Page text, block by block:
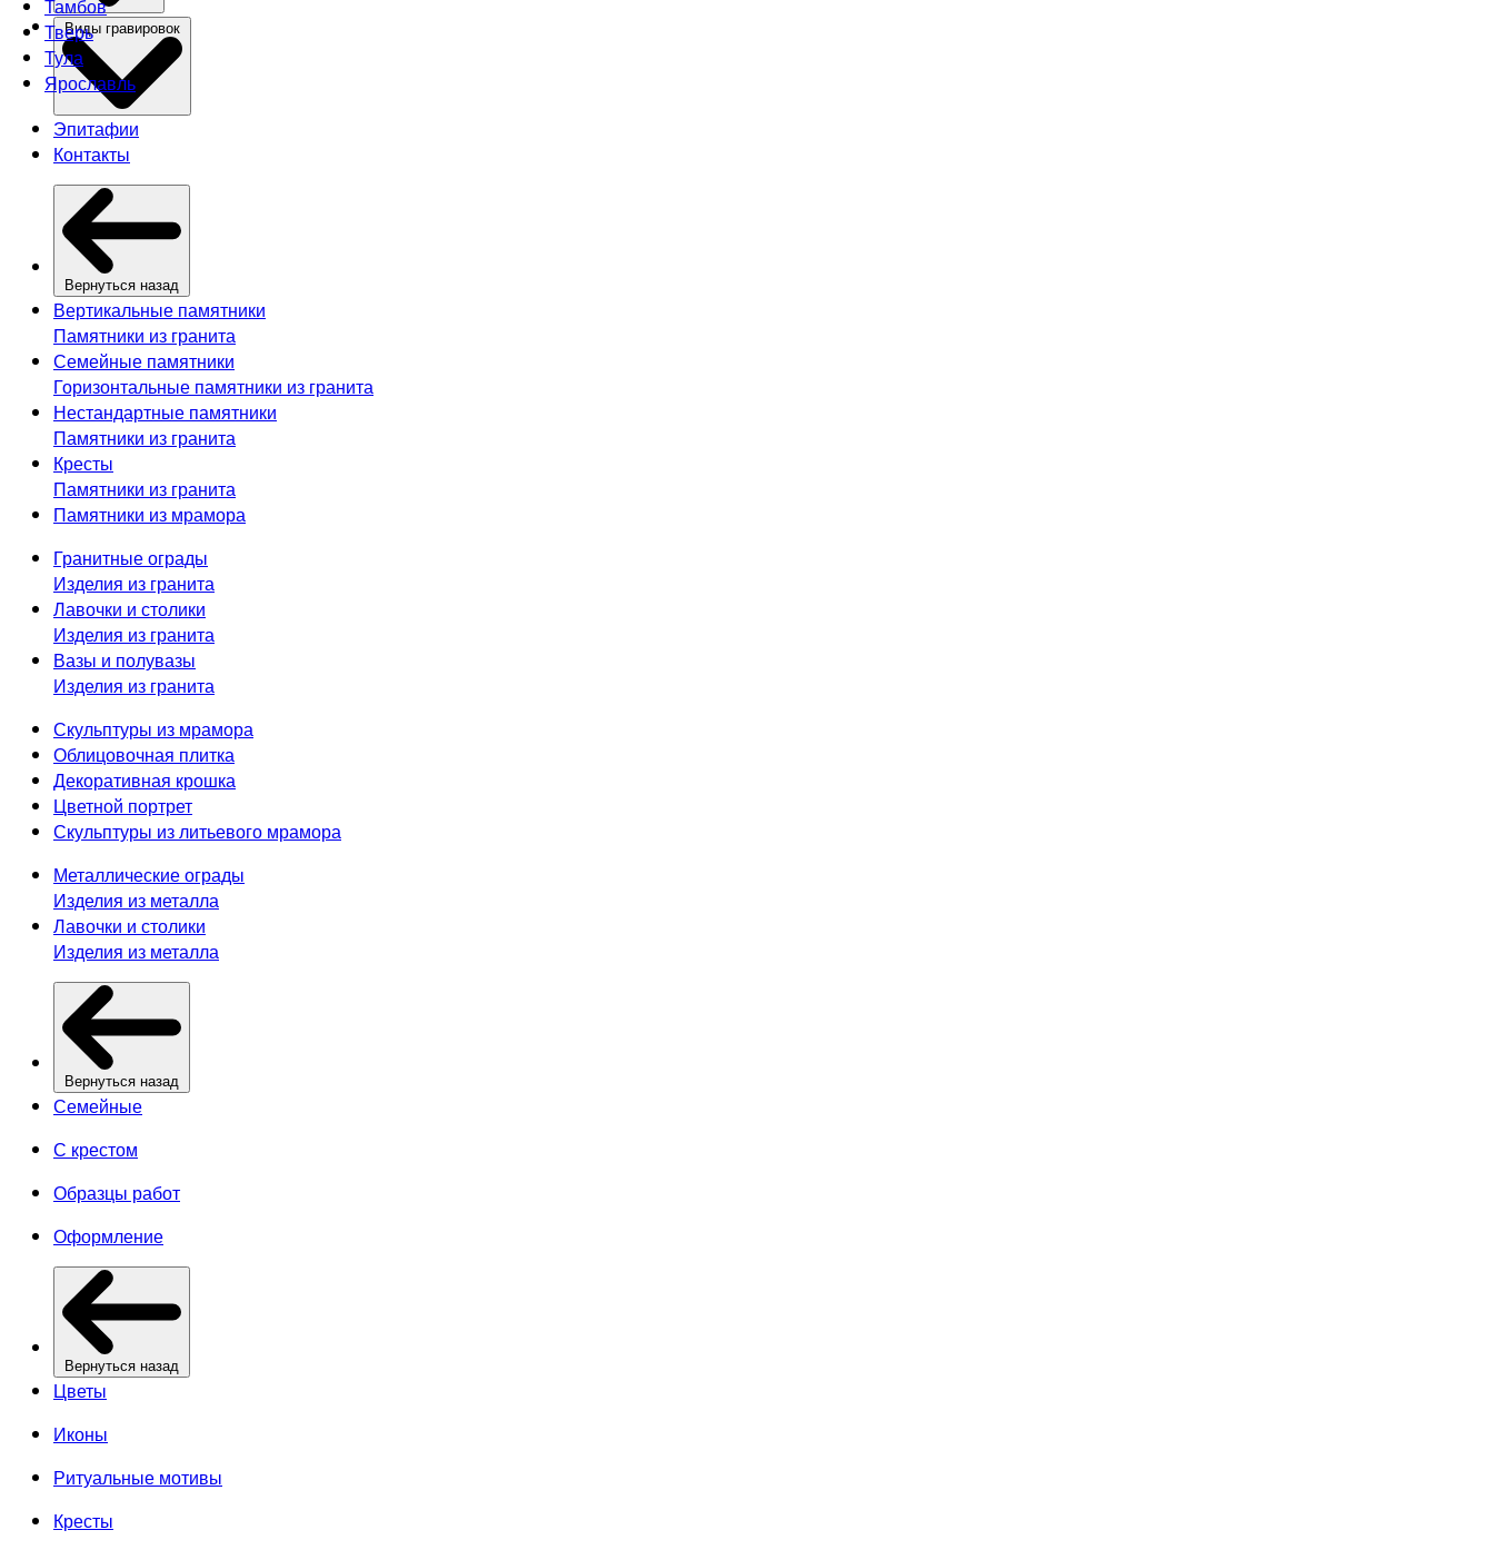
Тамбов
Тверь
Тула
Ярославль
Эпитафии
Контакты
Вернуться назад
Вертикальные памятники
Памятники из гранита
Семейные памятники
Горизонтальные памятники из гранита
Нестандартные памятники
Памятники из гранита
Кресты
Памятники из гранита
Памятники из мрамора
Гранитные ограды
Изделия из гранита
Лавочки и столики
Изделия из гранита
Вазы и полувазы
Изделия из гранита
Скульптуры из мрамора
Облицовочная плитка
Декоративная крошка
Цветной портрет
Скульптуры из литьевого мрамора
Металлические ограды
Изделия из металла
Лавочки и столики
Изделия из металла
Вернуться назад
Семейные
С крестом
Образцы работ
Оформление
Вернуться назад
Цветы
Иконы
Ритуальные мотивы
Кресты